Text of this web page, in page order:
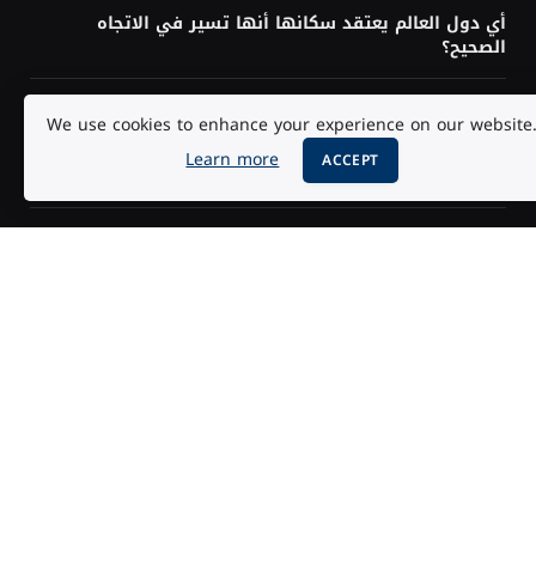
أي دول العالم يعتقد سكانها أنها تسير في الاتجاه
الصحيح؟
أزمة إنفانتينو ويويفا: هل يقترب رئيس فيفا من الرحيل؟
زلزال قرب السويس يهز مصر ويُشعر به سكان دول مجاورة
We use cookies to enhance your experience on our website.
Learn more
ACCEPT